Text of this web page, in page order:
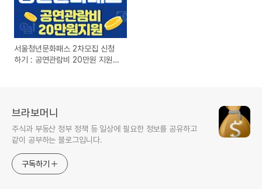
서울청년문화패스 2차모집 신청
하기 : 공연관람비 20만원 지원받
브라보머니
주식과 부동산 정부 정책 등 일상에 필요한 정보를 공유하고
같이 공부하는 블로그입니다.
구독하기